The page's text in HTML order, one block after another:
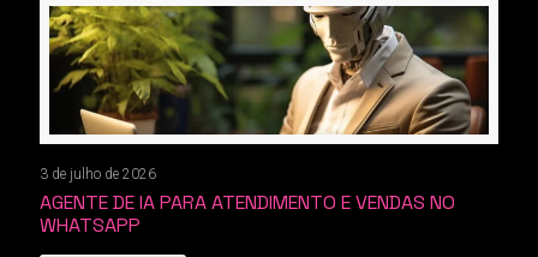
3 de julho de 2026
AGENTE DE IA PARA ATENDIMENTO E VENDAS NO
WHATSAPP